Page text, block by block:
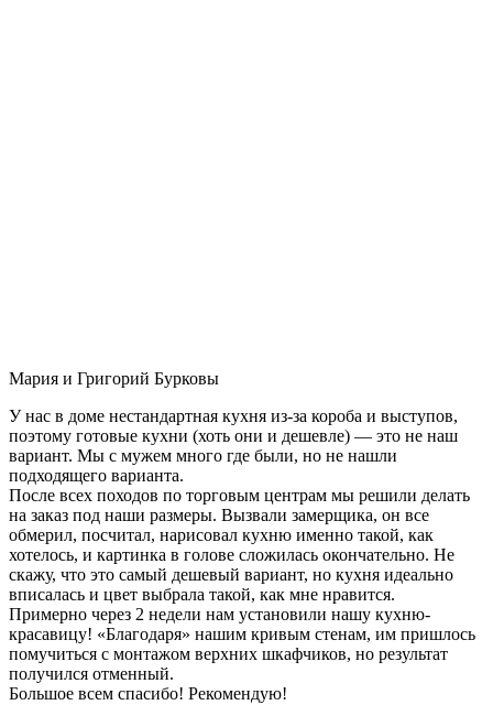
Мария и Григорий Бурковы
У нас в доме нестандартная кухня из-за короба и выступов,
поэтому готовые кухни (хоть они и дешевле) — это не наш
вариант. Мы с мужем много где были, но не нашли
подходящего варианта.
После всех походов по торговым центрам мы решили делать
на заказ под наши размеры. Вызвали замерщика, он все
обмерил, посчитал, нарисовал кухню именно такой, как
хотелось, и картинка в голове сложилась окончательно. Не
скажу, что это самый дешевый вариант, но кухня идеально
вписалась и цвет выбрала такой, как мне нравится.
Примерно через 2 недели нам установили нашу кухню-
красавицу! «Благодаря» нашим кривым стенам, им пришлось
помучиться с монтажом верхних шкафчиков, но результат
получился отменный.
Большое всем спасибо! Рекомендую!